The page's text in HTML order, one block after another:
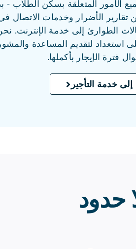
الأمور المتعلقة بسكن الطلاب -
تقارير الأضرار وخدمات الاتصال
الطوارئ إلى خدمة الإنترنت.
استعداد لتقديم المساعدة
فترة الإيجار بأكملها.
إلى خدمة التأجير
حدود